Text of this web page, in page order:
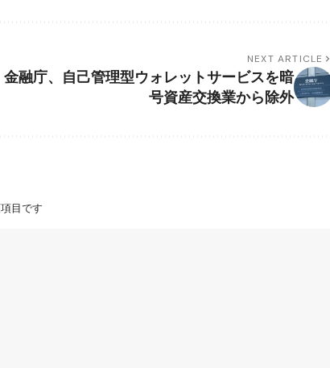
NEXT ARTICLE
金融庁、自己管理型ウォレットサービスを暗
号資産交換業から除外
目です